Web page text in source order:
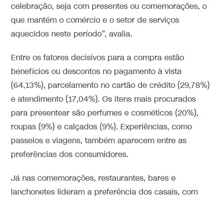
celebração, seja com presentes ou comemorações, o
que mantém o comércio e o setor de serviços
aquecidos neste período”, avalia.
Entre os fatores decisivos para a compra estão
benefícios ou descontos no pagamento à vista
(64,13%), parcelamento no cartão de crédito (29,78%)
e atendimento (17,04%). Os itens mais procurados
para presentear são perfumes e cosméticos (20%),
roupas (9%) e calçados (9%). Experiências, como
passeios e viagens, também aparecem entre as
preferências dos consumidores.
Já nas comemorações, restaurantes, bares e
lanchonetes lideram a preferência dos casais, com